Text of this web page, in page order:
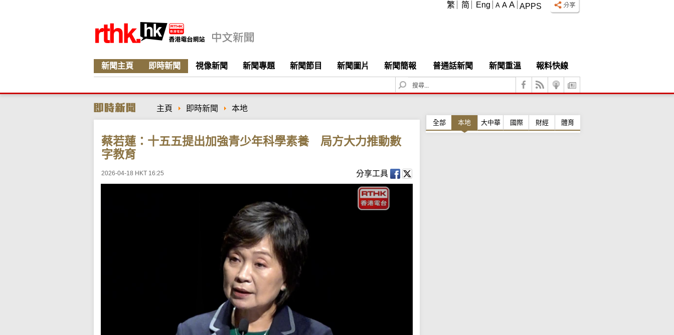
APPS
A A A
繁 简 Eng
新聞主頁 即時新聞 視像新聞 新聞專題 新聞節目 新聞圖片 新聞簡報 普通話新聞 新聞重溫
報料快線
S
e
c
主頁 即時新聞 本地
蔡若蓮：十五五提出加強青少年科學素養 局方大力推動數
字教育
2026-04-18 HKT 16:25 分享工具
全部 本地 大中華 國際 財經 體育